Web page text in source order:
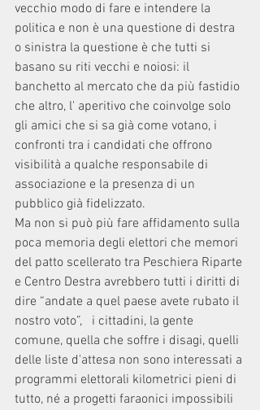
vecchio modo di fare e intendere la
politica e non è una questione di destra
o sinistra la questione è che tutti si
basano su riti vecchi e noiosi: il
banchetto al mercato che da più fastidio
che altro, l' aperitivo che coinvolge solo
gli amici che si sa già come votano, i
confronti tra i candidati che offrono
visibilità a qualche responsabile di
associazione e la presenza di un
pubblico già fidelizzato.
Ma non si può più fare affidamento sulla
poca memoria degli elettori che memori
del patto scellerato tra Peschiera Riparte
e Centro Destra avrebbero tutti i diritti di
dire “andate a quel paese avete rubato il
nostro voto”,   i cittadini, la gente
comune, quella che soffre i disagi, quelli
delle liste d'attesa non sono interessati a
programmi elettorali kilometrici pieni di
tutto, né a progetti faraonici impossibili